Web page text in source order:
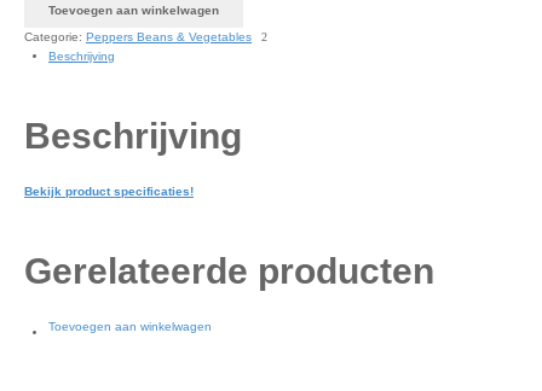
Toevoegen aan winkelwagen
Categorie: Peppers Beans & Vegetables
Beschrijving
Beschrijving
Bekijk product specificaties!
Gerelateerde producten
Toevoegen aan winkelwagen